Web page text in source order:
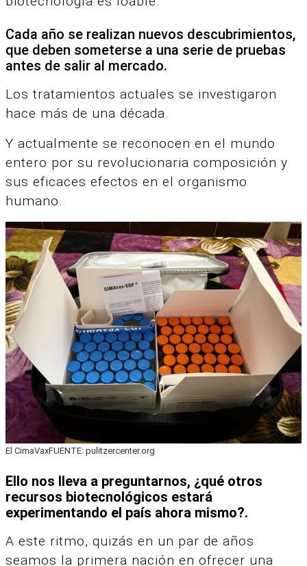
Cada año se realizan nuevos descubrimientos,
que deben someterse a una serie de pruebas
antes de salir al mercado.
Los tratamientos actuales se investigaron
hace más de una década.
Y actualmente se reconocen en el mundo
entero por su revolucionaria composición y
sus eficaces efectos en el organismo
humano.
El CimaVaxFUENTE: pulitzercenter.org
Ello nos lleva a preguntarnos, ¿qué otros
recursos biotecnológicos estará
experimentando el país ahora mismo?.
A este ritmo, quizás en un par de años
seamos la primera nación en ofrecer una